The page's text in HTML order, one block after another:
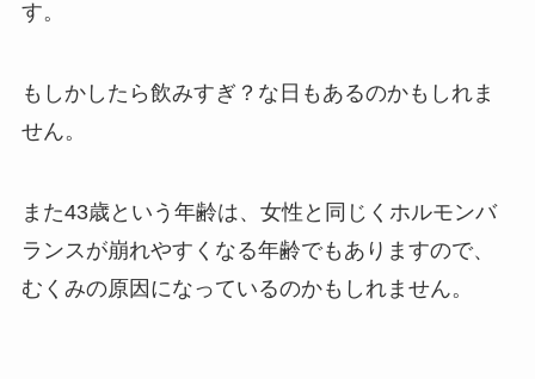
す。
もしかしたら飲みすぎ？な日もあるのかもしれま
せん。
また43歳という年齢は、女性と同じくホルモンバ
ランスが崩れやすくなる年齢でもありますので、
むくみの原因になっているのかもしれません。